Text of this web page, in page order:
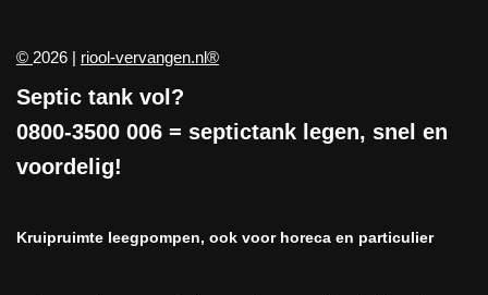
© 2026 | riool-vervangen.nl®
Septic tank vol?
0800-3500 006 = septictank legen, snel en
voordelig!
Kruipruimte leegpompen, ook voor horeca en particulier